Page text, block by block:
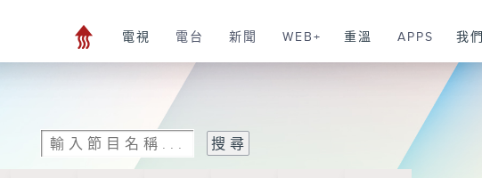
電視 電台 新聞 WEB+ 重溫 APPS 我們